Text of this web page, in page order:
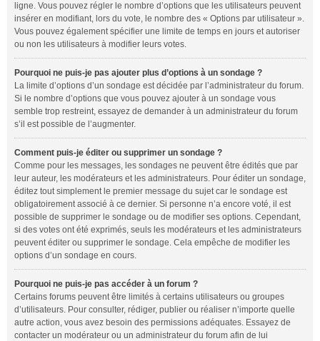
ligne. Vous pouvez régler le nombre d’options que les utilisateurs peuvent
insérer en modifiant, lors du vote, le nombre des « Options par utilisateur ».
Vous pouvez également spécifier une limite de temps en jours et autoriser
ou non les utilisateurs à modifier leurs votes.
Pourquoi ne puis-je pas ajouter plus d’options à un sondage ?
La limite d’options d’un sondage est décidée par l’administrateur du forum.
Si le nombre d’options que vous pouvez ajouter à un sondage vous
semble trop restreint, essayez de demander à un administrateur du forum
s’il est possible de l’augmenter.
Comment puis-je éditer ou supprimer un sondage ?
Comme pour les messages, les sondages ne peuvent être édités que par
leur auteur, les modérateurs et les administrateurs. Pour éditer un sondage,
éditez tout simplement le premier message du sujet car le sondage est
obligatoirement associé à ce dernier. Si personne n’a encore voté, il est
possible de supprimer le sondage ou de modifier ses options. Cependant,
si des votes ont été exprimés, seuls les modérateurs et les administrateurs
peuvent éditer ou supprimer le sondage. Cela empêche de modifier les
options d’un sondage en cours.
Pourquoi ne puis-je pas accéder à un forum ?
Certains forums peuvent être limités à certains utilisateurs ou groupes
d’utilisateurs. Pour consulter, rédiger, publier ou réaliser n’importe quelle
autre action, vous avez besoin des permissions adéquates. Essayez de
contacter un modérateur ou un administrateur du forum afin de lui